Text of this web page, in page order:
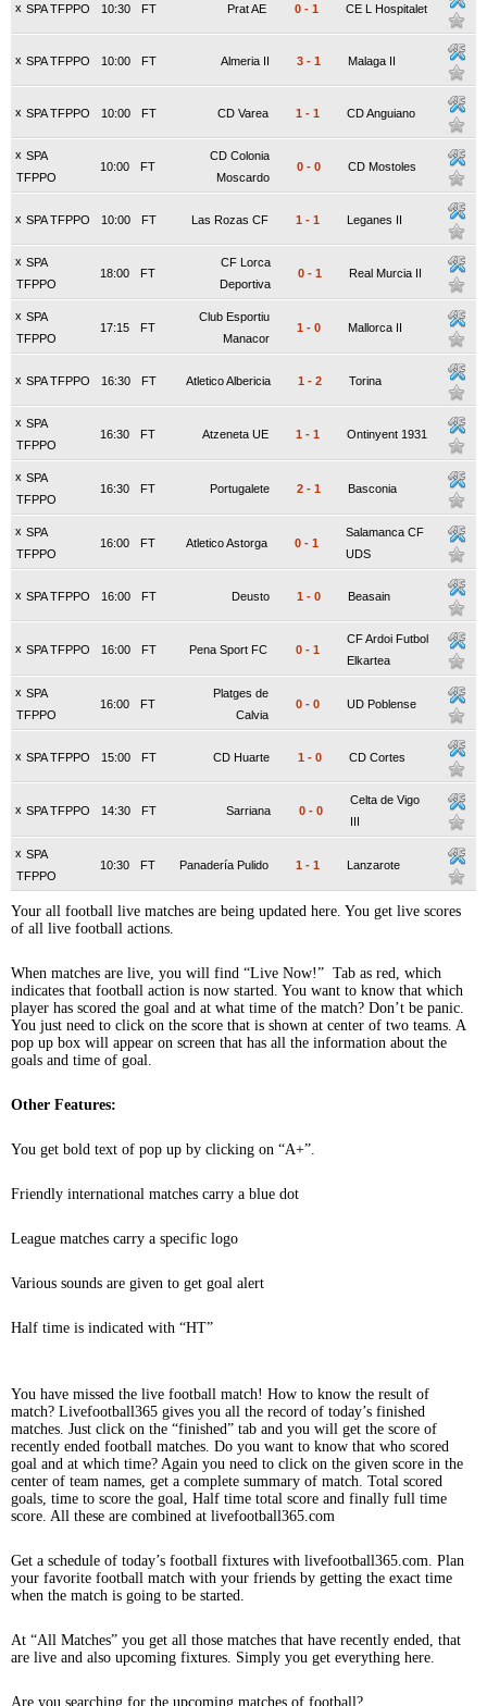
x SPA TFPPO FT
10:30 Prat AE 0 - 1 CE L Hospitalet
x SPA TFPPO FT
10:00 Almeria II 3 - 1 Malaga II
x SPA TFPPO FT
10:00 CD Varea 1 - 1 CD Anguiano
x SPA
TFPPO
FT
10:00
CD Colonia
Moscardo
0 - 0 CD Mostoles
x SPA TFPPO FT
10:00 Las Rozas CF 1 - 1 Leganes II
x SPA
TFPPO
FT
18:00
CF Lorca
Deportiva
0 - 1 Real Murcia II
x SPA
TFPPO
FT
17:15
Club Esportiu
Manacor
1 - 0 Mallorca II
x SPA TFPPO FT
16:30 Atletico Albericia 1 - 2 Torina
x SPA
TFPPO
FT
16:30 Atzeneta UE 1 - 1 Ontinyent 1931
x SPA
TFPPO
FT
16:30 Portugalete 2 - 1 Basconia
x SPA
TFPPO
FT
16:00 Atletico Astorga 0 - 1
Salamanca CF
UDS
x SPA TFPPO FT
16:00 Deusto 1 - 0 Beasain
x SPA TFPPO FT
16:00 Pena Sport FC 0 - 1
CF Ardoi Futbol
Elkartea
x SPA
TFPPO
FT
16:00
Platges de
Calvia
0 - 0 UD Poblense
x SPA TFPPO FT
15:00 CD Huarte 1 - 0 CD Cortes
x SPA TFPPO FT
14:30 Sarriana 0 - 0
Celta de Vigo
III
x SPA
TFPPO
FT
10:30 Panadería Pulido 1 - 1 Lanzarote
Your all football live matches are being updated here. You get live scores
of all live football actions.
When matches are live, you will find “Live Now!” Tab as red, which
indicates that football action is now started. You want to know that which
player has scored the goal and at what time of the match? Don’t be panic.
You just need to click on the score that is shown at center of two teams. A
pop up box will appear on screen that has all the information about the
goals and time of goal.
Other Features:
You get bold text of pop up by clicking on “A+”.
Friendly international matches carry a blue dot
League matches carry a specific logo
Various sounds are given to get goal alert
Half time is indicated with “HT”
You have missed the live football match! How to know the result of
match? Livefootball365 gives you all the record of today’s finished
matches. Just click on the “finished” tab and you will get the score of
recently ended football matches. Do you want to know that who scored
goal and at which time? Again you need to click on the given score in the
center of team names, get a complete summary of match. Total scored
goals, time to score the goal, Half time total score and finally full time
score. All these are combined at livefootball365.com
Get a schedule of today’s football fixtures with livefootball365.com. Plan
your favorite football match with your friends by getting the exact time
when the match is going to be started.
At “All Matches” you get all those matches that have recently ended, that
are live and also upcoming fixtures. Simply you get everything here.
Are you searching for the upcoming matches of football?